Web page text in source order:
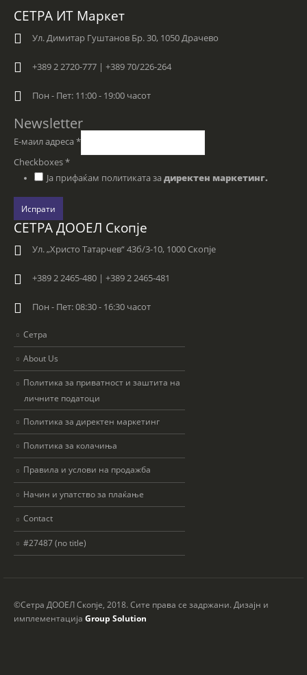
СЕТРА ИТ Маркет
Ул. Димитар Гуштанов Бр. 30, 1050 Драчево
+389 2 2720-777 | +389 70/226-264
Пон - Пет: 11:00 - 19:00 часот
Newsletter
Е-маил адреса *
Checkboxes*
Ја прифаќам политиката за директен маркетинг.
Испрати
СЕТРА ДООЕЛ Скопје
Ул. „Христо Татарчев“ 43б/3-10, 1000 Скопје
+389 2 2465-480 | +389 2 2465-481
Пон - Пет: 08:30 - 16:30 часот
Сетра
About Us
Политика за приватност и заштита на
личните податоци
Политика за директен маркетинг
Политика за колачиња
Правила и услови на продажба
Начин и упатство за плаќање
Contact
#27487 (no title)
©Сетра ДООЕЛ Скопје, 2018. Сите права се задржани. Дизајн и
имплементација Group Solution